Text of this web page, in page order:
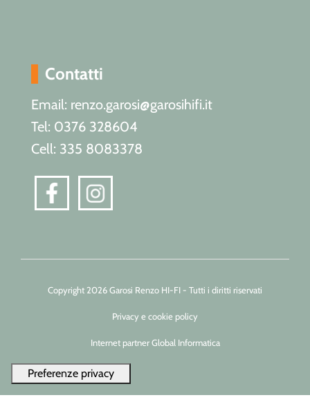
Contatti
Email: renzo.garosi@garosihifi.it
Tel: 0376 328604
Cell: 335 8083378
Copyright 2026 Garosi Renzo HI-FI - Tutti i diritti riservati
Privacy e cookie policy
Internet partner Global Informatica